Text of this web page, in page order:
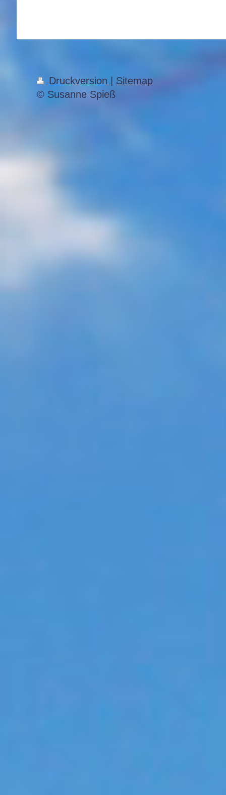
Druckversion
Sitemap
© Susanne Spieß